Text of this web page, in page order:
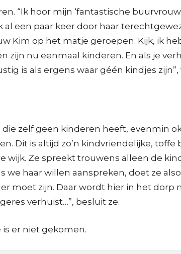
“Ik hoor mijn ‘fantastische
een paar keer door haar
Kim op het matje geroepen. Kijk, ik
zijn nu eenmaal kinderen. En als je
is als ergens waar géén kindjes
zelf geen kinderen heeft, evenmin
Dit is altijd zo’n kindvriendelijke,
Ze spreekt trouwens alleen de
haar willen aanspreken, doet ze
moet zijn. Daar wordt hier in het dorp
verhuist…”, besluit ze.
is er niet gekomen.